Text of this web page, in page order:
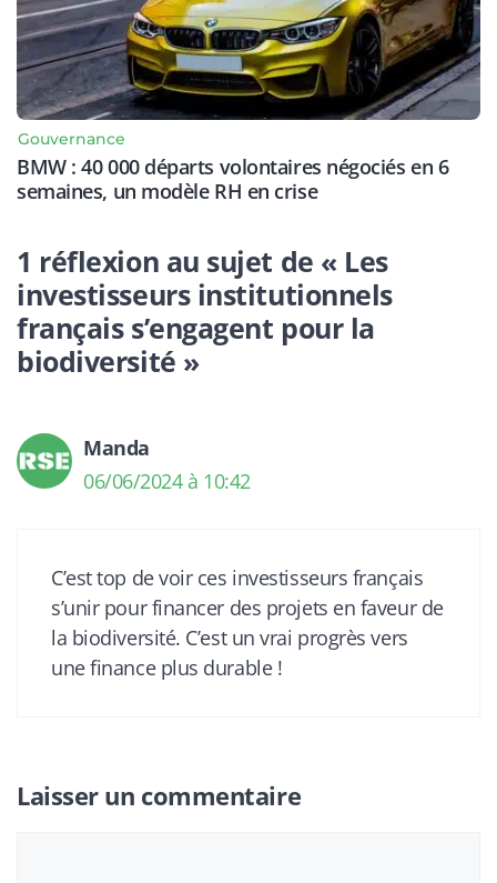
Gouvernance
BMW : 40 000 départs volontaires négociés en 6
semaines, un modèle RH en crise
1 réflexion au sujet de « Les
investisseurs institutionnels
français s’engagent pour la
biodiversité »
Manda
06/06/2024 à 10:42
C’est top de voir ces investisseurs français
s’unir pour financer des projets en faveur de
la biodiversité. C’est un vrai progrès vers
une finance plus durable !
Laisser un commentaire